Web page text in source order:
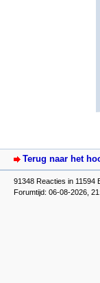
Terug naar het
91348 Reacties in 11594
Forumtijd: 06-08-2026,